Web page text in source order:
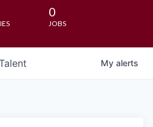
0
JOBS
My alerts